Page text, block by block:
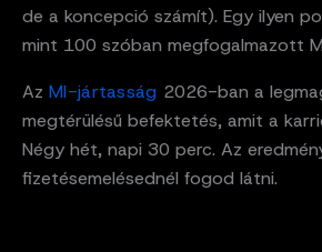
de a koncepció számít). Egy ilyen
mint 100 szóban megfogalmazott
Az MI-jártasság 2026-ban a
megtérülésű befektetés, amit a
Négy hét, napi 30 perc. Az
fizetésemelésednél fogod látni.